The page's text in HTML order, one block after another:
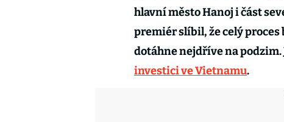
hlavní město Hanoj i část
premiér slíbil, že celý proces
dotáhne nejdříve na
investici ve Vietnamu.